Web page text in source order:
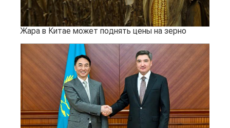
Жара в Китае может поднять цены на зерно